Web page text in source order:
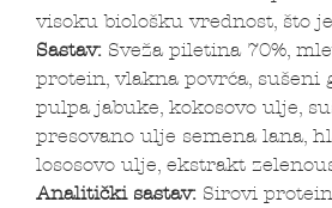
visoku biološku vrednost, što
Sastav: Sveža piletina 70%,
protein, vlakna povrća, sušeni
pulpa jabuke, kokosovo ulje,
presovano ulje semena lana,
lososovo ulje, ekstrakt
Analitički sastav: Sirovi